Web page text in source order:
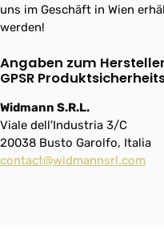
uns im Geschäft in Wien
werden!
Angaben zum
GPSR
Widmann S.R.L.
Viale dell'Industria 3/C
20038 Busto Garolfo, Italia
contact@widmannsrl.com